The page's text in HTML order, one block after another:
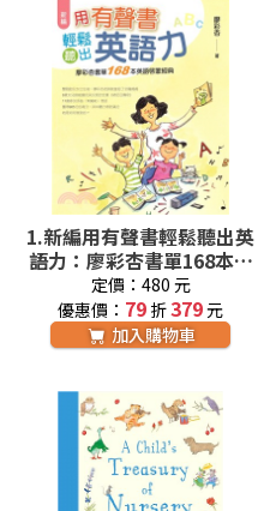
1.新編用有聲書輕鬆聽出英
語力：廖彩杏書單168本英
語啟蒙經典
定價：480 元
優惠價： 79 折379元
加入購物車